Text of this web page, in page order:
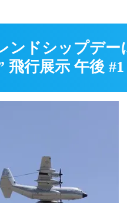
ンドシップデー
飛行展示 午後 #1